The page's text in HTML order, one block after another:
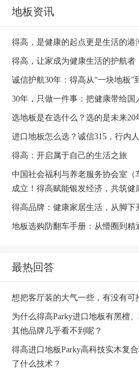
地板资讯
得高，是健康的起点更是生活的港
得高，让家成为健康生活的护航者
诚信护航30年：得高从“一块地板”
30年，只做一件事：把健康带给国
选地板是在选什么？选的是未来20
进口地板怎么选？诚信315，行内
得高：开启属于自己的生活之旅
中国社会福利与养老服务协会室
成立！得高赋能银发经济，共筑健
得高品牌：健康家居生活，从脚下
地板选购防翻车手册：从懵圈到精
最热回答
想把客厅装的大气一些，有没有可
为什么得高Parky进口地板有黑檀
其他品牌几乎看不到呢？
得高进口地板Parky高科技实木复
了什么技术？